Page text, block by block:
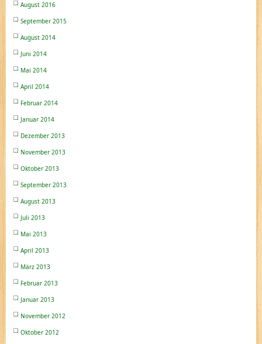
August 2016
September 2015
August 2014
Juni 2014
Mai 2014
April 2014
Februar 2014
Januar 2014
Dezember 2013
November 2013
Oktober 2013
September 2013
August 2013
Juli 2013
Mai 2013
April 2013
März 2013
Februar 2013
Januar 2013
November 2012
Oktober 2012